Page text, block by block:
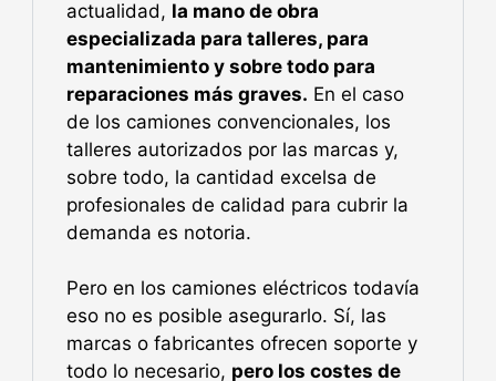
actualidad, la mano de obra
especializada para talleres, para
mantenimiento y sobre todo para
reparaciones más graves. En el caso
de los camiones convencionales, los
talleres autorizados por las marcas y,
sobre todo, la cantidad excelsa de
profesionales de calidad para cubrir la
demanda es notoria.
Pero en los camiones eléctricos todavía
eso no es posible asegurarlo. Sí, las
marcas o fabricantes ofrecen soporte y
todo lo necesario, pero los costes de